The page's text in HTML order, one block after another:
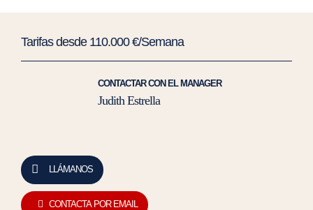
Tarifas desde 110.000 €/Semana
CONTACTAR CON EL MANAGER
Judith Estrella
LLÁMANOS
CONTACTA POR EMAIL